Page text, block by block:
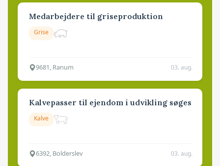
Medarbejdere til griseproduktion
Grise
9681, Ranum 03. aug.
Kalvepasser til ejendom i udvikling søges
Kalve
6392, Bolderslev 03. aug.